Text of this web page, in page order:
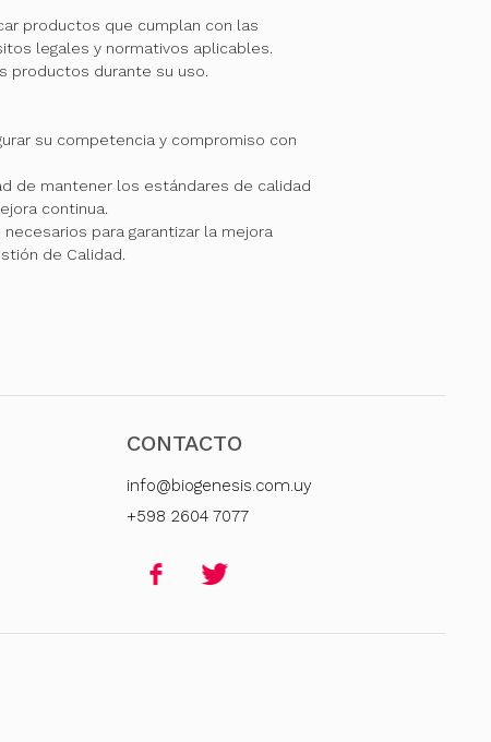
productos que cumplan con las
legales y normativos aplicables.
productos durante su uso.
su competencia y compromiso con
de mantener los estándares de calidad
continua.
para garantizar la mejora
de Calidad.
CONTACTO
info@biogenesis.com.uy
+598 2604 7077